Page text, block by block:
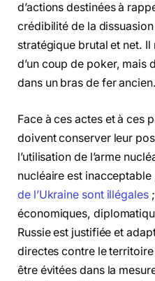
d’actions destinées à
crédibilité de la
stratégique brutal et net. Il
d’un coup de poker, mais
dans un bras de fer ancien.
Face à ces actes et à ces
doivent conserver leur
l’utilisation de l’arme
nucléaire est inacceptable
de l’Ukraine sont illégales;
économiques,
Russie est justifiée et
directes contre le
être évitées dans la